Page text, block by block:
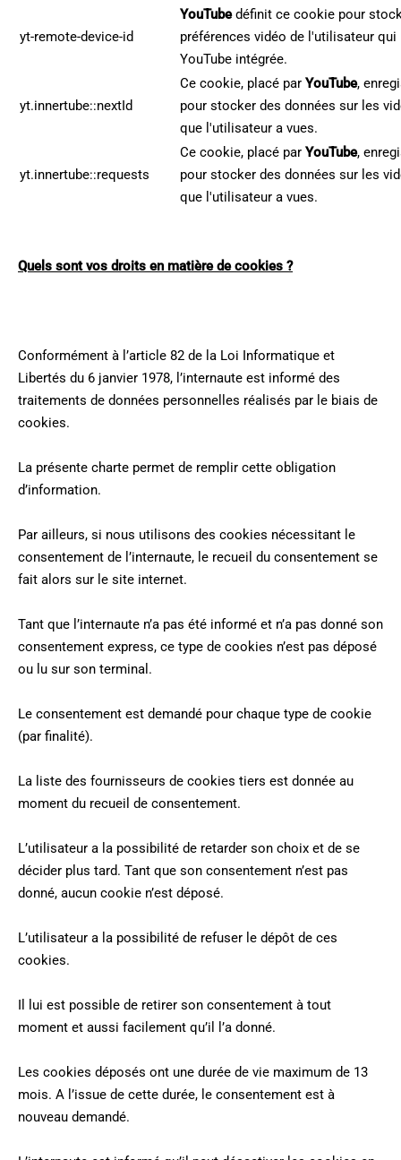
yt-remote-device-id
YouTubedéfinit ce cookie pour
préférences vidéo de l'utilisateur
YouTube intégrée.
yt.innertube::nextId
Ce cookie, placé par YouTube,
pour stocker des données sur les
que l'utilisateur a vues.
yt.innertube::requests
Ce cookie, placé par YouTube,
pour stocker des données sur les
que l'utilisateur a vues.
Quels sont vos droits en matière de cookies ?
Conformément à l’article 82 de la Loi Informatique et
Libertés du 6 janvier 1978, l’internaute est informé des
traitements de données personnelles réalisés par le biais de
cookies.
La présente charte permet de remplir cette obligation
d’information.
Par ailleurs, si nous utilisons des cookies nécessitant le
consentement de l’internaute, le recueil du consentement se
fait alors sur le site internet.
Tant que l’internaute n’a pas été informé et n’a pas donné son
consentement express, ce type de cookies n’est pas déposé
ou lu sur son terminal.
Le consentement est demandé pour chaque type de cookie
(par finalité).
La liste des fournisseurs de cookies tiers est donnée au
moment du recueil de consentement.
L’utilisateur a la possibilité de retarder son choix et de se
décider plus tard. Tant que son consentement n’est pas
donné, aucun cookie n’est déposé.
L’utilisateur a la possibilité de refuser le dépôt de ces
cookies.
Il lui est possible de retirer son consentement à tout
moment et aussi facilement qu’il l’a donné.
Les cookies déposés ont une durée de vie maximum de 13
mois. A l’issue de cette durée, le consentement est à
nouveau demandé.